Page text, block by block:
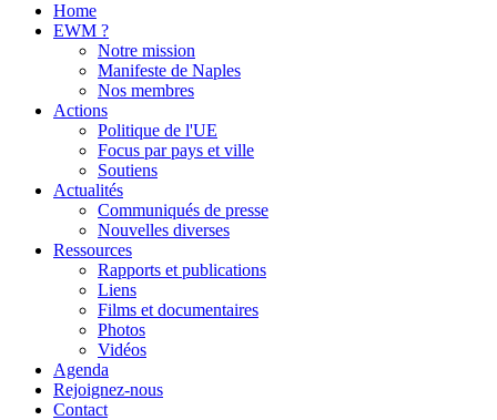
Home
EWM ?
Notre mission
Manifeste de Naples
Nos membres
Actions
Politique de l'UE
Focus par pays et ville
Soutiens
Actualités
Communiqués de presse
Nouvelles diverses
Ressources
Rapports et publications
Liens
Films et documentaires
Photos
Vidéos
Agenda
Rejoignez-nous
Contact